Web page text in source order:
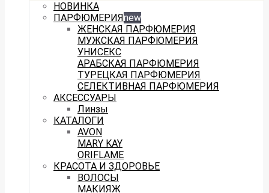
НОВИНКА
ПАРФЮМЕРИЯnew
ЖЕНСКАЯ ПАРФЮМЕРИЯ
МУЖСКАЯ ПАРФЮМЕРИЯ
УНИСЕКС
АРАБСКАЯ ПАРФЮМЕРИЯ
ТУРЕЦКАЯ ПАРФЮМЕРИЯ
СЕЛЕКТИВНАЯ ПАРФЮМЕРИЯ
АКСЕССУАРЫ
Линзы
КАТАЛОГИ
AVON
MARY KAY
ORIFLAME
КРАСОТА И ЗДОРОВЬЕ
ВОЛОСЫ
МАКИЯЖ